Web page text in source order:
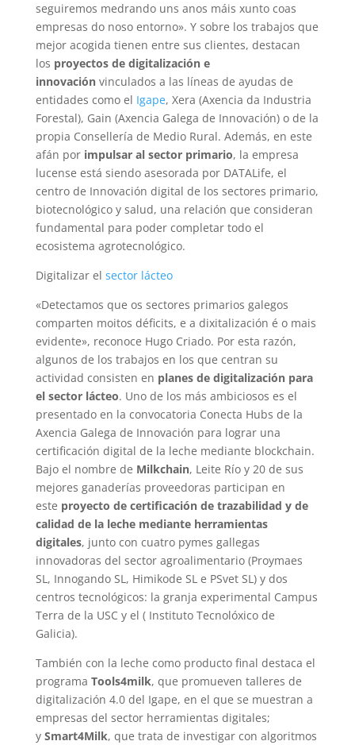
seguiremos medrando uns anos máis xunto coas
empresas do noso entorno». Y sobre los trabajos que
mejor acogida tienen entre sus clientes, destacan
los proyectos de digitalización e
innovación vinculados a las líneas de ayudas de
entidades como el Igape, Xera (Axencia da Industria
Forestal), Gain (Axencia Galega de Innovación) o de la
propia Consellería de Medio Rural. Además, en este
afán por impulsar al sector primario, la empresa
lucense está siendo asesorada por DATALife, el
centro de Innovación digital de los sectores primario,
biotecnológico y salud, una relación que consideran
fundamental para poder completar todo el
ecosistema agrotecnológico.
Digitalizar el sector lácteo
«Detectamos que os sectores primarios galegos
comparten moitos déficits, e a dixitalización é o mais
evidente», reconoce Hugo Criado. Por esta razón,
algunos de los trabajos en los que centran su
actividad consisten en planes de digitalización para
el sector lácteo. Uno de los más ambiciosos es el
presentado en la convocatoria Conecta Hubs de la
Axencia Galega de Innovación para lograr una
certificación digital de la leche mediante blockchain.
Bajo el nombre de Milkchain, Leite Río y 20 de sus
mejores ganaderías proveedoras participan en
este proyecto de certificación de trazabilidad y de
calidad de la leche mediante herramientas
digitales, junto con cuatro pymes gallegas
innovadoras del sector agroalimentario (Proymaes
SL, Innogando SL, Himikode SL e PSvet SL) y dos
centros tecnológicos: la granja experimental Campus
Terra de la USC y el ( Instituto Tecnolóxico de
Galicia).
También con la leche como producto final destaca el
programa Tools4milk, que promueven talleres de
digitalización 4.0 del Igape, en el que se muestran a
empresas del sector herramientas digitales;
y Smart4Milk, que trata de investigar con algoritmos